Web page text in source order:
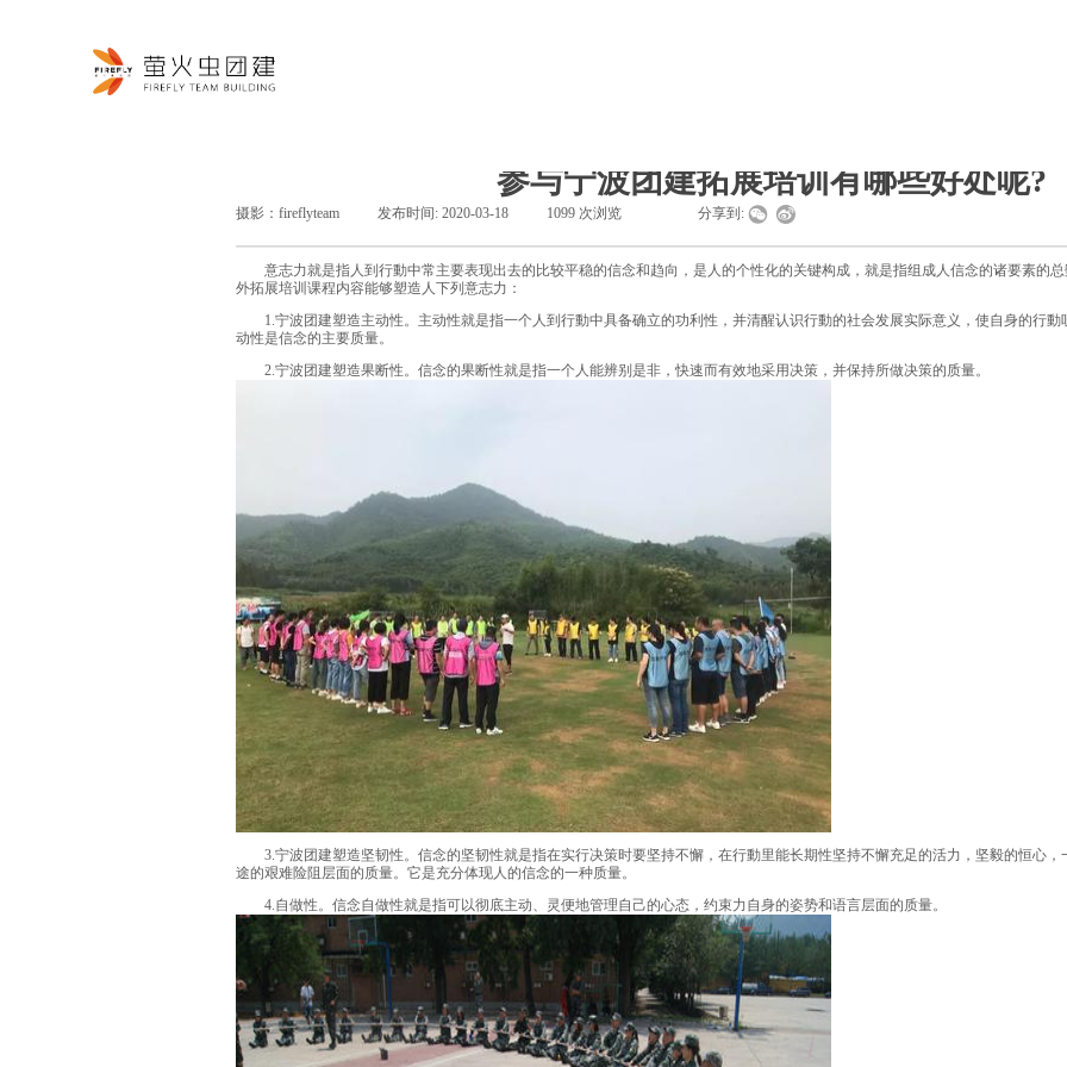
参与宁波团建拓展培训有哪些好处呢?
摄影： fireflyteam 发布时间: 2020-03-18 1099 次浏览 分享到:
意志力就是指人到行動中常主要表现出去的比较平稳的信念和趋向，是人的个性化的关键构成，就是指组成人信念的诸要素的总
外拓展培训课程内容能够塑造人下列意志力：
1.宁波团建塑造主动性。主动性就是指一个人到行動中具备确立的功利性，并清醒认识行動的社会发展实际意义，使自身的行動
动性是信念的主要质量。
2.宁波团建塑造果断性。信念的果断性就是指一个人能辨别是非，快速而有效地采用决策，并保持所做决策的质量。
3.宁波团建塑造坚韧性。信念的坚韧性就是指在实行决策时要坚持不懈，在行動里能长期性坚持不懈充足的活力，坚毅的恒心，
途的艰难险阻层面的质量。它是充分体现人的信念的一种质量。
4.自做性。信念自做性就是指可以彻底主动、灵便地管理自己的心态，约束力自身的姿势和语言层面的质量。